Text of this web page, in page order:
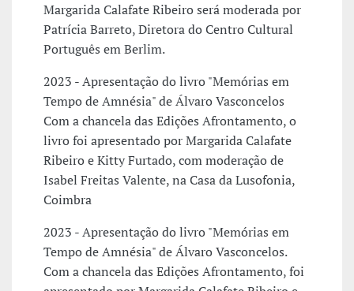
Margarida Calafate Ribeiro será moderada por
Patrícia Barreto, Diretora do Centro Cultural
Português em Berlim.
2023 - Apresentação do livro "Memórias em
Tempo de Amnésia" de Álvaro Vasconcelos
Com a chancela das Edições Afrontamento, o
livro foi apresentado por Margarida Calafate
Ribeiro e Kitty Furtado, com moderação de
Isabel Freitas Valente, na Casa da Lusofonia,
Coimbra
2023 - Apresentação do livro "Memórias em
Tempo de Amnésia" de Álvaro Vasconcelos.
Com a chancela das Edições Afrontamento, foi